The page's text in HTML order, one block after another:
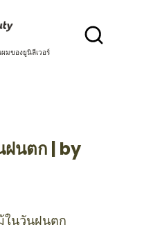
มของยูนิลีเวอร์
ฝนตก | by
ในวันฝนตก